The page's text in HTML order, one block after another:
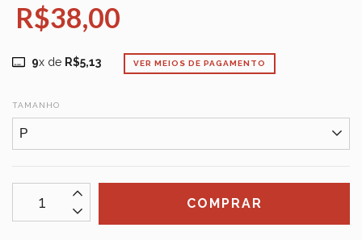
R$38,00
9x de R$5,13 VER MEIOS DE PAGAMENTO
TAMANHO